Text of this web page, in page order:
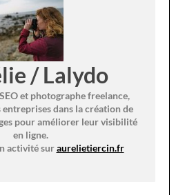
/ Lalydo
et photographe freelance,
entreprises dans la création de
pour améliorer leur visibilité
en ligne.
activité suraurelietiercin.fr